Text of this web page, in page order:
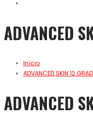
ADVANCED
Início
ADVANCED SKIN 12
ADVANCED